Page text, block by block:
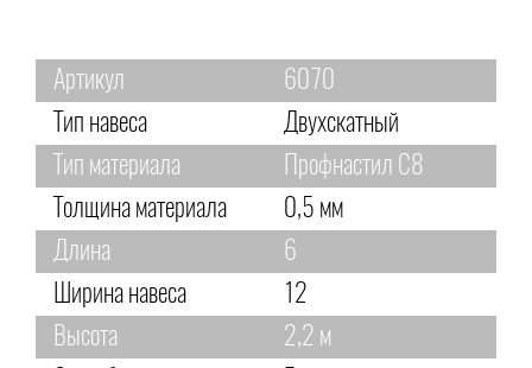
Артикул
6070
Тип навеса
Двухскатный
Тип материала
Профнастил С8
Толщина материала
0,5 мм
Длина
6
Ширина навеса
12
Высота
2,2 м